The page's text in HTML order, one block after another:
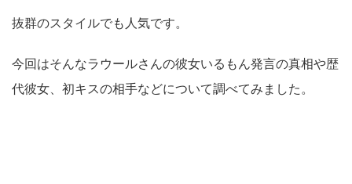
抜群のスタイルでも人気です。
今回はそんなラウールさんの彼女いるもん発言の真相や歴
代彼女、初キスの相手などについて調べてみました。